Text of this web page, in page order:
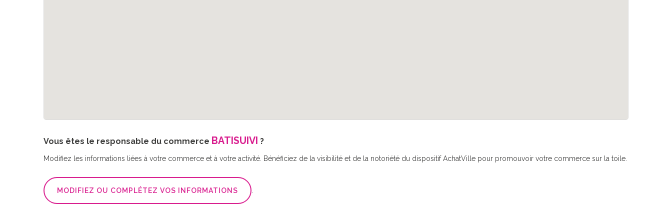
Vous êtes le responsable du commerce BATISUIVI ?
Modifiez les informations liées à votre commerce et à votre activité. Bénéficiez de la visibilité et de la notoriété du dispositif AchatVille pour promouvoir votre commerce sur la toile.
MODIFIEZ OU COMPLÉTEZ VOS INFORMATIONS